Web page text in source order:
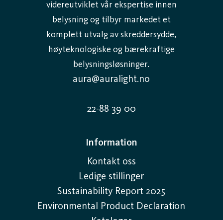
videreutviklet vår ekspertise innen
belysning og tilbyr markedet et
komplett utvalg av skreddersydde,
høyteknologiske og bærekraftige
belysningsløsninger.
aura@auralight.no
22-88 39 00
Information
Kontakt oss
Ledige stillinger
Sustainability Report 2025
Environmental Product Declaration